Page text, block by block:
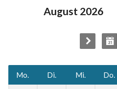
August 2026
Mo. Di. Mi. Do.